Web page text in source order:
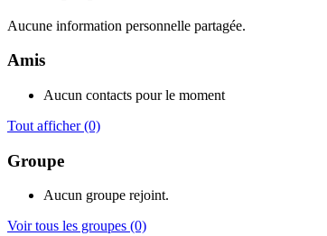
Aucune information personnelle partagée.
Amis
Aucun contacts pour le moment
Tout afficher (0)
Groupe
Aucun groupe rejoint.
Voir tous les groupes (0)